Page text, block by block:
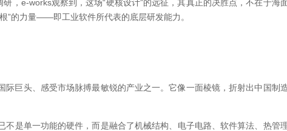
，e-works观察到，这场“硬核设计”的远征，其真正的决胜点，不在于海
”的力量——即工业软件所代表的底层研发能力。
际巨头、感受市场脉搏最敏锐的产业之一。它像一面棱镜，折射出中国制
不是单一功能的硬件，而是融合了机械结构、电子电路、软件算法、热管